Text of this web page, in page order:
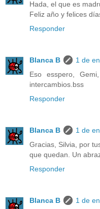
Hada, el que es
Feliz año y felices
Responder
Blanca B
1 de
Eso esspero,
intercambios.bss
Responder
Blanca B
1 de
Gracias, Silvia, por
que quedan. Un
Responder
Blanca B
1 de